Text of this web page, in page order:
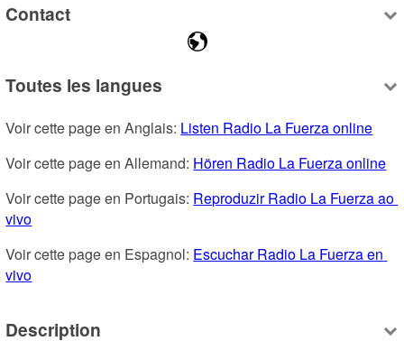
Contact
Toutes les langues
Voir cette page en Anglais: Listen Radio La Fuerza online
Voir cette page en Allemand: Hören Radio La Fuerza online
Voir cette page en Portugais: Reproduzir Radio La Fuerza ao
vivo
Voir cette page en Espagnol: Escuchar Radio La Fuerza en
vivo
Description